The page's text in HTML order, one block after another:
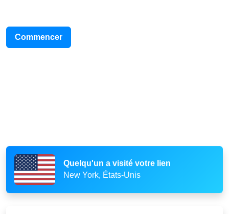
Quelqu'un a visité votre lien
New York, États-Unis
Commencer